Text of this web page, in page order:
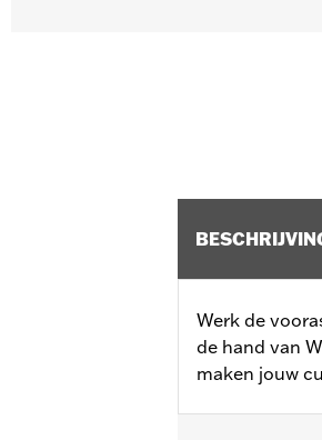
Werk de
de hand van
maken jouw